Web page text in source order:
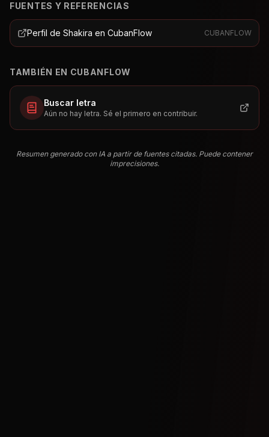
FUENTES Y REFERENCIAS
Perfil de Shakira en CubanFlow CUBANFLOW
TAMBIÉN EN CUBANFLOW
Buscar letra
Aún no hay letra. Sé el primero en contribuir.
Resumen generado con IA a partir de fuentes citadas. Puede contener
imprecisiones.